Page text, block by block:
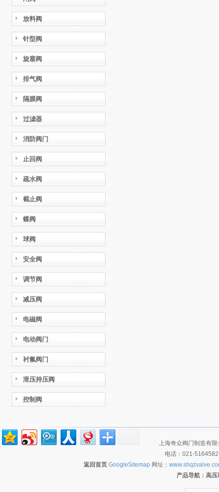
放料阀
针型阀
旋塞阀
排气阀
隔膜阀
过滤器
消防阀门
止回阀
疏水阀
截止阀
蝶阀
球阀
安全阀
调节阀
减压阀
电磁阀
电动阀门
衬氟阀门
泄压持压阀
控制阀
上海奇众阀门制造有
电话：021-
返回首页 GoogleSitemap 网址：
产品导航： 高压